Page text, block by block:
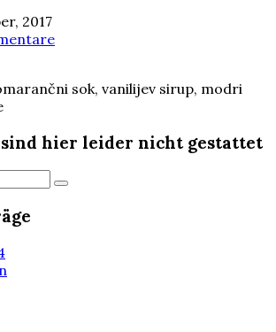
2017
sok, vanilijev sirup, modri
hier leider nicht gestattet